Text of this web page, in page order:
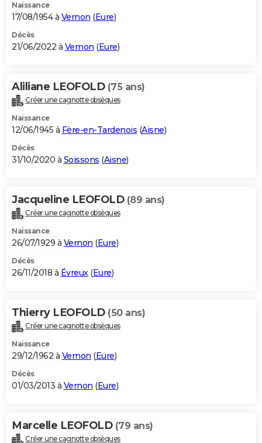
Naissance
17/08/1954 à Vernon (Eure)
Décès
21/06/2022 à Vernon (Eure)
Aliliane LEOFOLD (75 ans)
Créer une cagnotte obsèques
Naissance
12/06/1945 à Fère-en-Tardenois (Aisne)
Décès
31/10/2020 à Soissons (Aisne)
Jacqueline LEOFOLD (89 ans)
Créer une cagnotte obsèques
Naissance
26/07/1929 à Vernon (Eure)
Décès
26/11/2018 à Évreux(Eure)
Thierry LEOFOLD (50 ans)
Créer une cagnotte obsèques
Naissance
29/12/1962 à Vernon (Eure)
Décès
01/03/2013 à Vernon (Eure)
Marcelle LEOFOLD (79 ans)
Créer une cagnotte obsèques